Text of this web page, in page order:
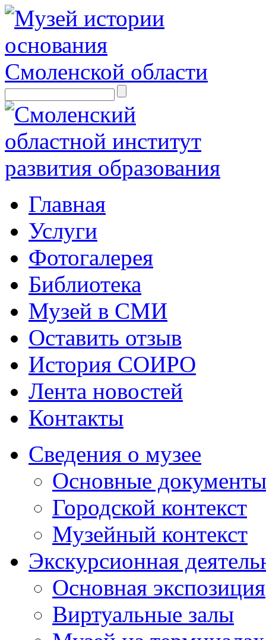
Главная
Услуги
Фотогалерея
Библиотека
Музей в СМИ
Оставить отзыв
История СОИРО
Лента новостей
Контакты
Сведения о музее
Основные документы
Городской контекст
Музейный контекст
Экскурсионная
Основная экспозиция
Виртуальные залы